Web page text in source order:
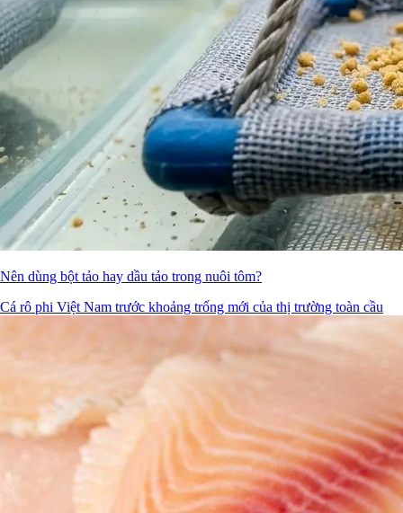
Nên dùng bột tảo hay dầu tảo trong nuôi tôm?
Cá rô phi Việt Nam trước khoảng trống mới của thị trường toàn cầu